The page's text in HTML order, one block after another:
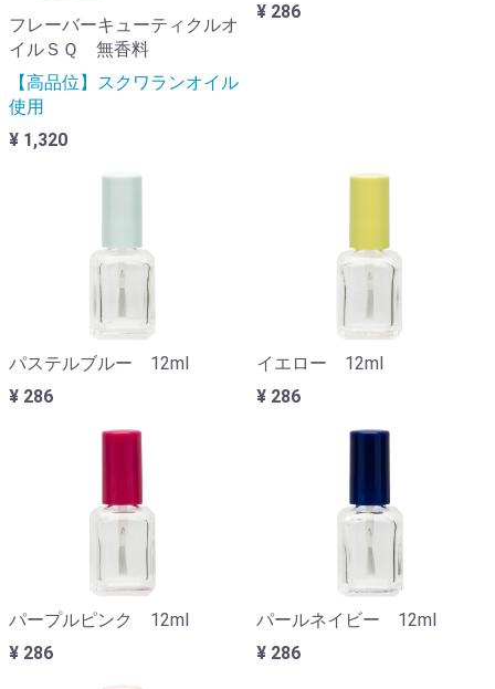
フレーバーキューティクルオ
イルＳＱ 無香料
【高品位】スクワランオイル
使用
¥ 1,320
¥ 286
パステルブルー 12ml
¥ 286
イエロー 12ml
¥ 286
パープルピンク 12ml
¥ 286
パールネイビー 12ml
¥ 286